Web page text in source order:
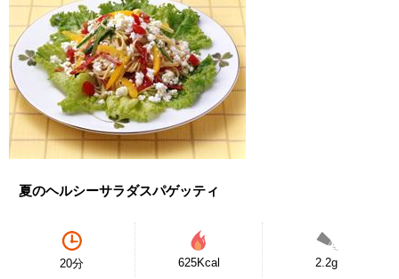
夏のヘルシーサラダスパゲッティ
20分 625Kcal 2.2g